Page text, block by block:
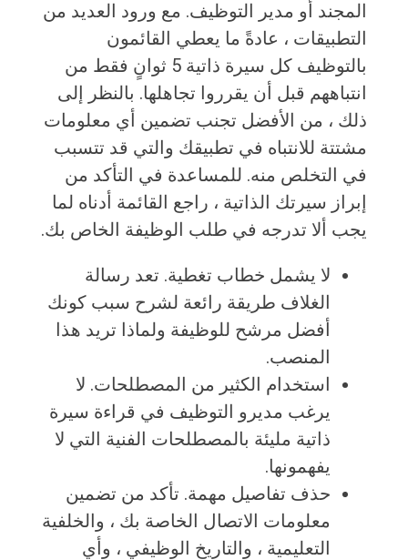
المجند أو مدير التوظيف. مع ورود العديد من
التطبيقات ، عادةً ما يعطي القائمون
بالتوظيف كل سيرة ذاتية 5 ثوانٍ فقط من
انتباههم قبل أن يقرروا تجاهلها. بالنظر إلى
ذلك ، من الأفضل تجنب تضمين أي معلومات
مشتتة للانتباه في تطبيقك والتي قد تتسبب
في التخلص منه. للمساعدة في التأكد من
إبراز سيرتك الذاتية ، راجع القائمة أدناه لما
يجب ألا تدرجه في طلب الوظيفة الخاص بك.
لا يشمل خطاب تغطية. تعد رسالة
الغلاف طريقة رائعة لشرح سبب كونك
أفضل مرشح للوظيفة ولماذا تريد هذا
المنصب.
استخدام الكثير من المصطلحات. لا
يرغب مديرو التوظيف في قراءة سيرة
ذاتية مليئة بالمصطلحات الفنية التي لا
يفهمونها.
حذف تفاصيل مهمة. تأكد من تضمين
معلومات الاتصال الخاصة بك ، والخلفية
التعليمية ، والتاريخ الوظيفي ، وأي